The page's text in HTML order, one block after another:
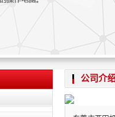
公司介